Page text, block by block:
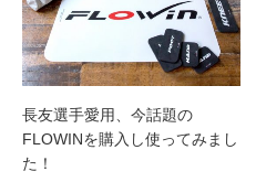
長友選手愛用、今話題の
FLOWINを購入し使ってみまし
た！